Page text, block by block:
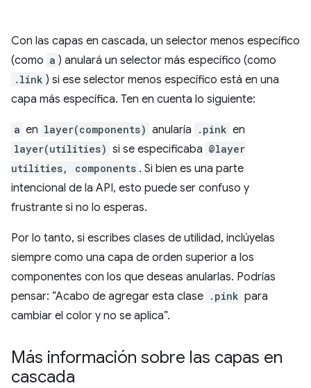
Con las capas en cascada, un selector menos específico
(como a ) anulará un selector más específico (como
.link ) si ese selector menos específico está en una
capa más específica. Ten en cuenta lo siguiente:
a en layer(components) anularía .pink en
layer(utilities) si se especificaba @layer
utilities, components . Si bien es una parte
intencional de la API, esto puede ser confuso y
frustrante si no lo esperas.
Por lo tanto, si escribes clases de utilidad, inclúyelas
siempre como una capa de orden superior a los
componentes con los que deseas anularlas. Podrías
pensar: “Acabo de agregar esta clase .pink para
cambiar el color y no se aplica”.
Más información sobre las capas en
cascada